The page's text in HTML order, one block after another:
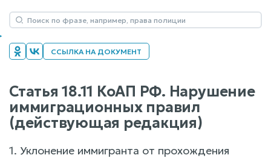
ССЫЛКА НА ДОКУМЕНТ
Статья 18.11 КоАП РФ. Нарушение
иммиграционных правил
(действующая редакция)
1. Уклонение иммигранта от прохождения